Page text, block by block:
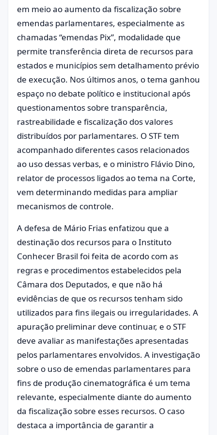
em meio ao aumento da fiscalização sobre
emendas parlamentares, especialmente as
chamadas “emendas Pix”, modalidade que
permite transferência direta de recursos para
estados e municípios sem detalhamento prévio
de execução. Nos últimos anos, o tema ganhou
espaço no debate político e institucional após
questionamentos sobre transparência,
rastreabilidade e fiscalização dos valores
distribuídos por parlamentares. O STF tem
acompanhado diferentes casos relacionados
ao uso dessas verbas, e o ministro Flávio Dino,
relator de processos ligados ao tema na Corte,
vem determinando medidas para ampliar
mecanismos de controle.
A defesa de Mário Frias enfatizou que a
destinação dos recursos para o Instituto
Conhecer Brasil foi feita de acordo com as
regras e procedimentos estabelecidos pela
Câmara dos Deputados, e que não há
evidências de que os recursos tenham sido
utilizados para fins ilegais ou irregularidades. A
apuração preliminar deve continuar, e o STF
deve avaliar as manifestações apresentadas
pelos parlamentares envolvidos. A investigação
sobre o uso de emendas parlamentares para
fins de produção cinematográfica é um tema
relevante, especialmente diante do aumento
da fiscalização sobre esses recursos. O caso
destaca a importância de garantir a